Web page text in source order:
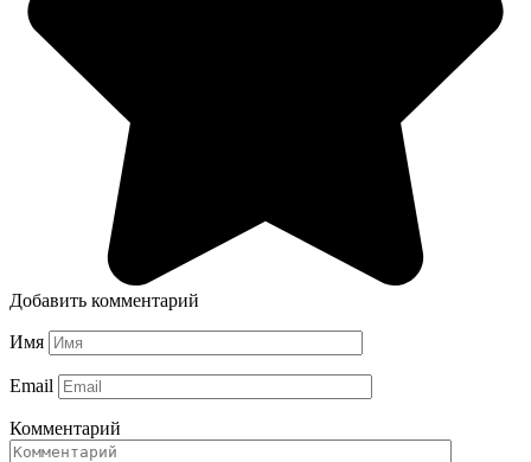
Добавить комментарий
Имя
Email
Комментарий